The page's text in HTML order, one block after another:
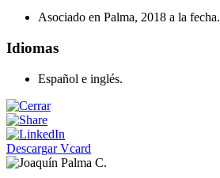
Asociado en Palma, 2018 a la fecha.
Idiomas
Español e inglés.
Descargar Vcard